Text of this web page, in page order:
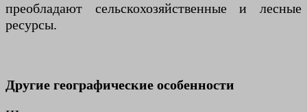
преобладают сельскохозяйственные и лесные
ресурсы.
Другие географические особенности